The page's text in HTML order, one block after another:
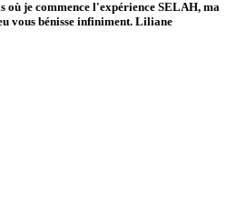
où je commence l'expérience SELAH, ma
vous bénisse infiniment. Liliane